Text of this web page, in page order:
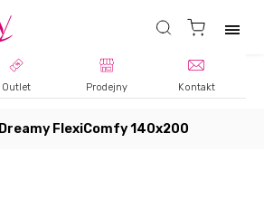
Outlet Prodejny Kontakt
Dreamy FlexiComfy 140x200